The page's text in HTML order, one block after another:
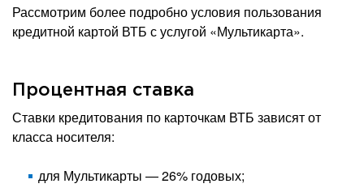
Рассмотрим более подробно условия пользования
кредитной картой ВТБ с услугой «Мультикарта».
Процентная ставка
Ставки кредитования по карточкам ВТБ зависят от
класса носителя:
для Мультикарты — 26% годовых;